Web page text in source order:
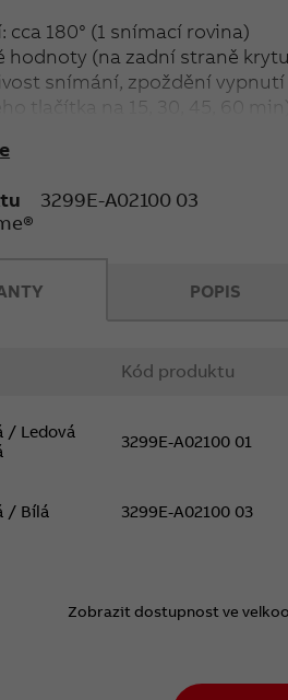
cca 180° (1 snímací rovina)
hodnoty (na zadní straně
snímání, zpoždění
tlačítka na 15, 30, 45, 60 min)
zkombinovat s vhodnou
3299E-A02100 03
Kód produktu
/ Ledová
3299E-A02100 01
/ Bílá 3299E-A02100 03
Zobrazit dostupnost ve
POPIS